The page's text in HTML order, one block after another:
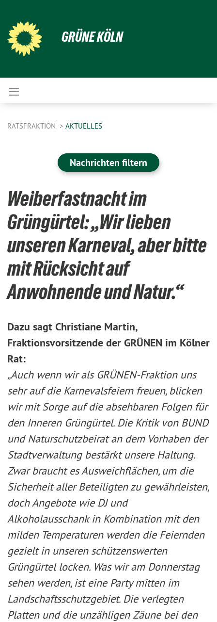
GRÜNE KÖLN
RATSFRAKTION AKTUELLES
Nachrichten filtern
Weiberfastnacht im
Grüngürtel: „Wir lieben
unseren Karneval, aber bitte
mit Rücksicht auf
Anwohnende und Natur.“
Dazu sagt Christiane Martin,
Fraktionsvorsitzende der GRÜNEN im Kölner
Rat:
„Auch wenn wir als GRÜNEN-Fraktion uns
sehr auf die Karnevalsfeiern freuen, blicken
wir mit Sorge auf die absehbaren Folgen für
den Inneren Grüngürtel. Die Kritik von BUND
und Naturschutzbeirat an dem Vorhaben der
Stadtverwaltung bestärkt unsere Haltung.
Zwar braucht es Ausweichflächen, um die
Sicherheit aller Beteiligten zu gewährleisten,
doch Angebote wie DJ und
Alkoholausschank in Kombination mit den
milden Temperaturen werden die Feiernden
gezielt in unseren schützenswerten
Grüngürtel locken. Was wir am Donnerstag
sehen werden, ist eine Party mitten im
Landschaftsschutzgebiet. Die verlegten
Platten und die unzähligen Zäune bei den